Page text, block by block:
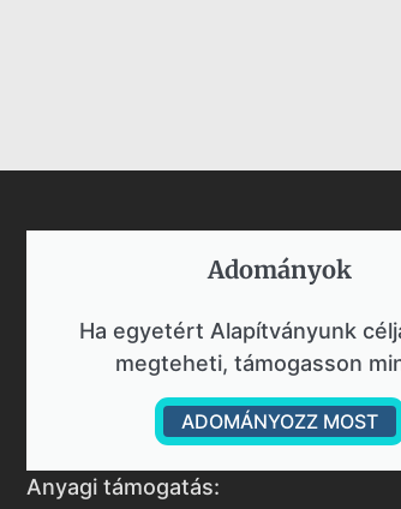
Adományok​
Ha egyetért Alapítványunk
megteheti, támogasson
ADOMÁNYOZZ MOST
Anyagi támogatás: